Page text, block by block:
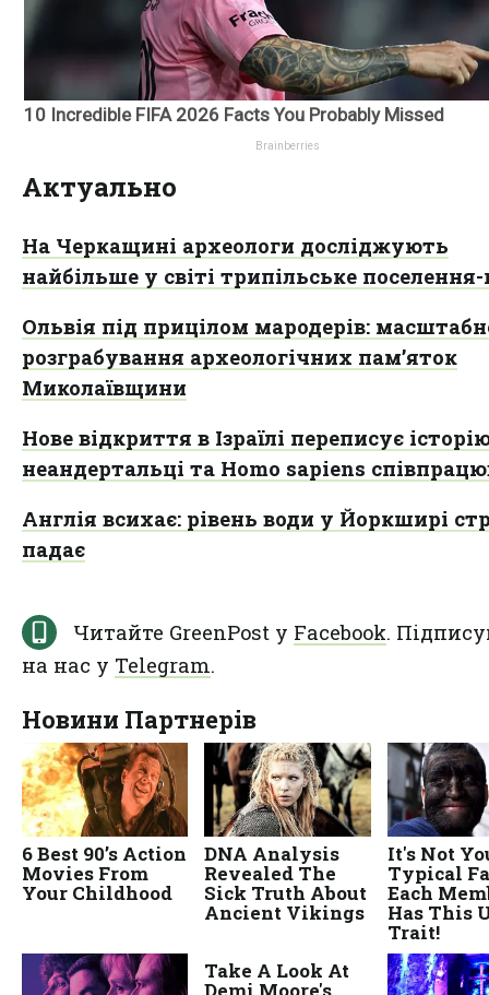
Актуально
На Черкащині археологи досліджують
найбільше у світі трипільське поселення-
Ольвія під прицілом мародерів:
розграбування археологічних пам’яток
Миколаївщини
Нове відкриття в Ізраїлі переписує
неандертальці та Homo sapiens
Англія всихає: рівень води у Йоркширі
падає
Читайте GreenPost у Facebook.
на нас у Telegram.